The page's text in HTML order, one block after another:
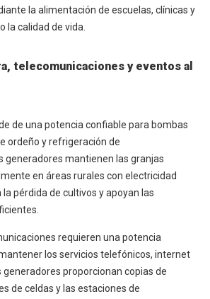
la alimentación de escuelas, clínicas y
la calidad de vida.
telecomunicaciones y eventos al
de una potencia confiable para bombas
ordeño y refrigeración de
generadores mantienen las granjas
en áreas rurales con electricidad
pérdida de cultivos y apoyan las
requieren una potencia
los servicios telefónicos, internet
generadores proporcionan copias de
de celdas y las estaciones de